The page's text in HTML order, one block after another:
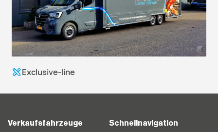
Exclusive-line
Verkaufsfahrzeuge Schnellnavigation